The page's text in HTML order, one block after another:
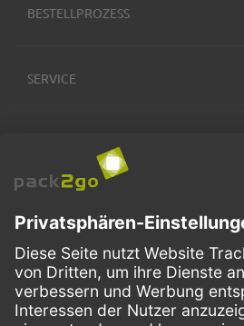
BESTELLPROZESS
SERVICE
VERSANDARTEN